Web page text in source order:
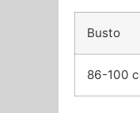
Busto
86-100